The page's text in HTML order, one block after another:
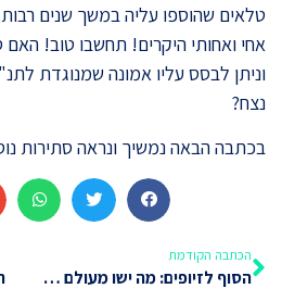
טלאים שהוספו עליה במשך שנים
אחי ואחותי היקרים! תחשבו טוב!
וניתן לבסס עליו אמונה שמנוגדת
נצח?
בכתבה הבאה נמשיך ונראה סתירות
הכתבה הקודמת
הסוף לזיופים: מה ישו מעולם לא אמר?